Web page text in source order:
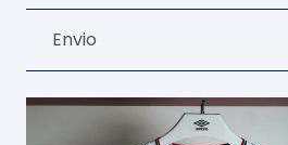
cantidad
Envio